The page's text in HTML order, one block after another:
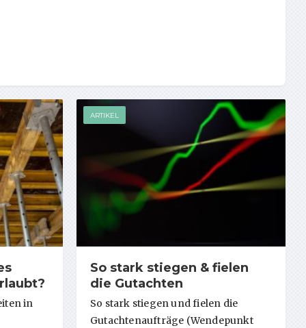
in
ARTIKEL
So stark stiegen & fielen
die Gutachten
So stark stiegen und fielen die
Gutachtenaufträge (Wendepunkt